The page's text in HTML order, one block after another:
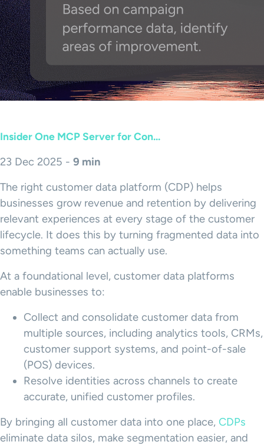
Insider One MCP Server for Con...
23 Dec 2025 - 9 min
The right customer data platform (CDP) helps
businesses grow revenue and retention by delivering
relevant experiences at every stage of the customer
lifecycle. It does this by turning fragmented data into
something teams can actually use.
At a foundational level, customer data platforms
enable businesses to:
Collect and consolidate customer data from
multiple sources, including analytics tools, CRMs,
customer support systems, and point-of-sale
(POS) devices.
Resolve identities across channels to create
accurate, unified customer profiles.
By bringing all customer data into one place, CDPs
eliminate data silos, make segmentation easier, and